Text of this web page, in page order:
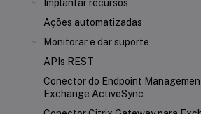
Implantar recursos
Ações automatizadas
Monitorar e dar suporte
APIs REST
Conector do Endpoint
Exchange ActiveSync